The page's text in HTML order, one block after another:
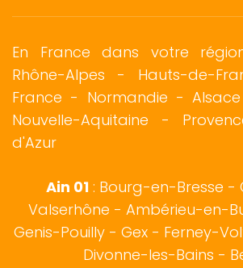
En France dans votre
Rhône-Alpes - Hauts-de-
France - Normandie -Alsace
Nouvelle-Aquitaine -
d'Azur
Ain 01 : Bourg-en-Bresse -
Valserhône - Ambérieu-en-
Genis-Pouilly - Gex- Ferney-
Divonne-les-Bains -